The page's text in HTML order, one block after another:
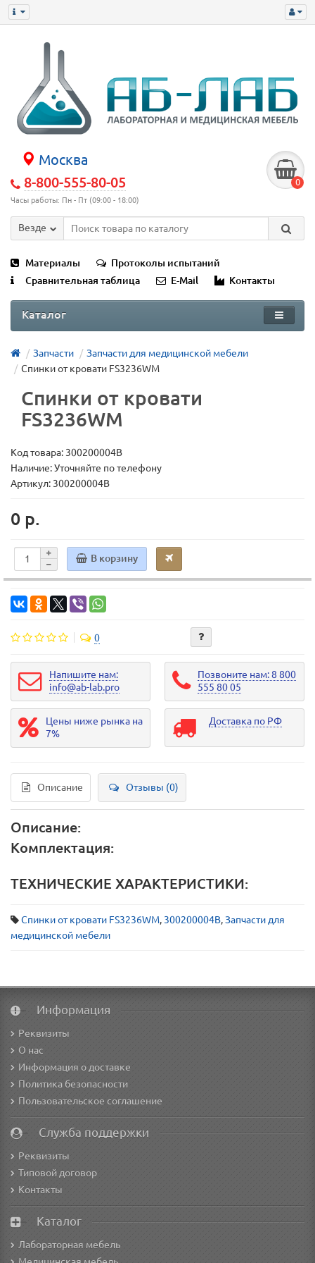
Москва
8-800-555-80-05
Часы работы: Пн - Пт (09:00 - 18:00)
0
Везде
Материалы
Протоколы испытаний
Сравнительная таблица
E-Mail Контакты
Каталог
Запчасти
Запчасти для медицинской мебели
Спинки от кровати FS3236WМ
Спинки от кровати
FS3236WМ
Код товара: 300200004В
Наличие: Уточняйте по телефону
Артикул: 300200004В
0 р.
В корзину
0
Напишите нам:
info@ab-lab.pro
Позвоните нам: 8 800
555 80 05
Цены ниже рынка на
7%
Доставка по РФ
Описание Отзывы (0)
Описание:
Комплектация:
ТЕХНИЧЕСКИЕ ХАРАКТЕРИСТИКИ:
Спинки от кровати FS3236WМ, 300200004В,Запчасти для
медицинской мебели
Информация
Реквизиты
О нас
Информация о доставке
Политика безопасности
Пользовательское соглашение
Служба поддержки
Реквизиты
Типовой договор
Контакты
Каталог
Лабораторная мебель